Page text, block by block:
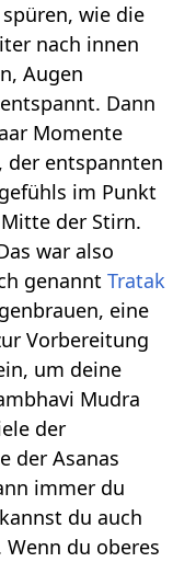
wie die
nach innen
Augen
Dann
Momente
der entspannten
im Punkt
der Stirn.
war also
genanntTratak
eine
Vorbereitung
um deine
Mudra
der
der Asanas
immer du
du auch
du oberes